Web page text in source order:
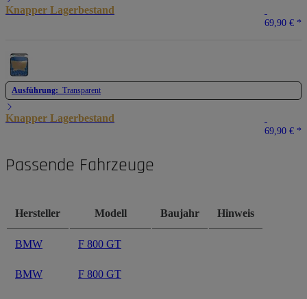
Knapper Lagerbestand
69,90 € *
Ausführung: Transparent
Knapper Lagerbestand
69,90 € *
Passende Fahrzeuge
Hersteller Modell Baujahr Hinweis
BMW F 800 GT
BMW F 800 GT